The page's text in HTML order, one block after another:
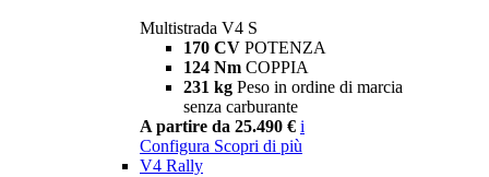
Multistrada V4 S
170 CV POTENZA
124 Nm COPPIA
231 kg Peso in ordine di marcia
senza carburante
A partire da 25.490 € i
Configura Scopri di più
V4 Rally